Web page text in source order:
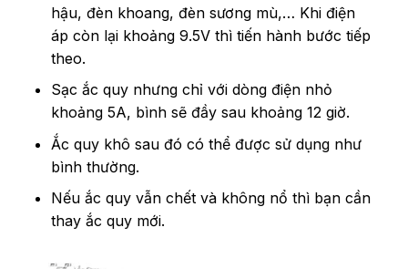
hậu, đèn khoang, đèn sương mù,… Khi điện
áp còn lại khoảng 9.5V thì tiến hành bước tiếp
theo.
Sạc ắc quy nhưng chỉ với dòng điện nhỏ
khoảng 5A, bình sẽ đầy sau khoảng 12 giờ.
Ắc quy khô sau đó có thể được sử dụng như
bình thường.
Nếu ắc quy vẫn chết và không nổ thì bạn cần
thay ắc quy mới.